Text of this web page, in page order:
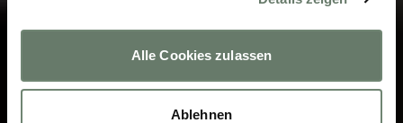
Alle Cookies zulassen
Ablehnen